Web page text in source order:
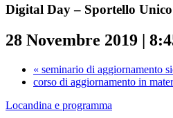
Digital Day – Sportello
28 Novembre 2019 |
« seminario di aggiornamento
corso di aggiornamento in
Locandina e programma